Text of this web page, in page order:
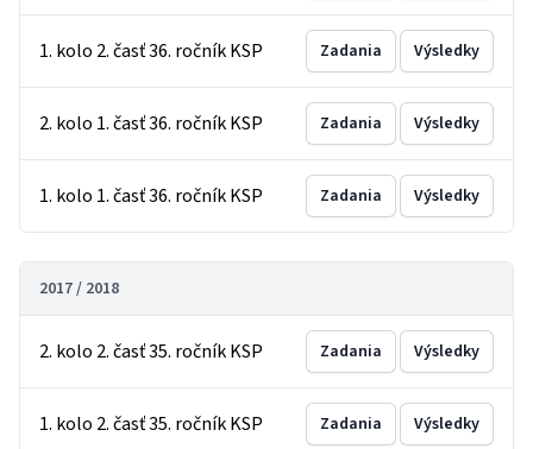
1. kolo 2. časť 36. ročník KSP Zadania Výsledky
2. kolo 1. časť 36. ročník KSP Zadania Výsledky
1. kolo 1. časť 36. ročník KSP Zadania Výsledky
2017 / 2018
2. kolo 2. časť 35. ročník KSP Zadania Výsledky
1. kolo 2. časť 35. ročník KSP Zadania Výsledky